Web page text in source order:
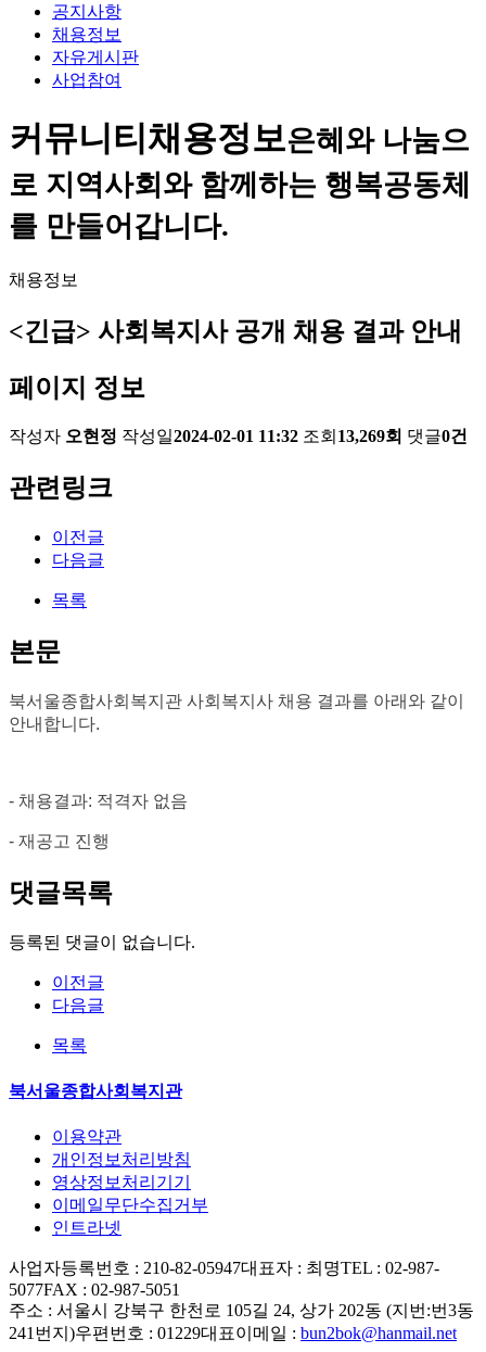
공지사항
채용정보
자유게시판
사업참여
커뮤니티채용정보은혜와 나눔으
로 지역사회와 함께하는 행복공동체
를 만들어갑니다.
채용정보
<긴급> 사회복지사 공개 채용 결과 안내
페이지 정보
작성자 오현정 작성일2024-02-01 11:32 조회 13,269회 댓글0건
관련링크
이전글
다음글
목록
본문
북서울종합사회복지관 사회복지사 채용 결과를 아래와 같이
안내합니다.
- 채용결과: 적격자 없음
- 재공고 진행
댓글목록
등록된 댓글이 없습니다.
이전글
다음글
목록
북서울종합사회복지관
이용약관
개인정보처리방침
영상정보처리기기
이메일무단수집거부
인트라넷
사업자등록번호 : 210-82-05947대표자 : 최명TEL : 02-987-
5077FAX : 02-987-5051
주소 : 서울시 강북구 한천로 105길 24, 상가 202동 (지번:번3동
241번지)우편번호 : 01229대표이메일 : bun2bok@hanmail.net